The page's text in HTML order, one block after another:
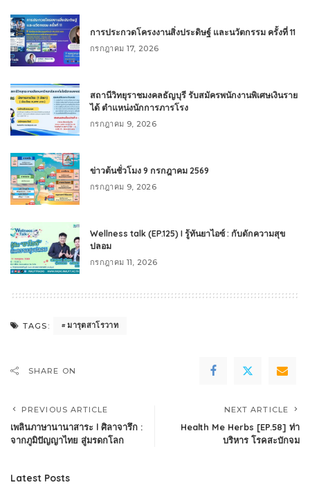
การประกวดโครงงานสิ่งประดิษฐ์ และนวัตกรรม ครั้งที่ 11
กรกฎาคม 17, 2026
สถานีวิทยุราชมงคลธัญบุรี รับสมัครพนักงานพิเศษเงินราย
ได้ ตำแหน่งนักการภารโรง
กรกฎาคม 9, 2026
ข่าวต้นชั่วโมง 9 กรกฎาคม 2569
กรกฎาคม 9, 2026
Wellness talk (EP.125) I รู้ทันยาไอซ์ : กับดักความสุข
ปลอม
กรกฎาคม 11, 2026
TAGS: มารุตสาโรวาท
SHARE ON
PREVIOUS ARTICLE
เพลินภาษานานาสาระ l ศิลาจารึก :
จากภูมิปัญญาไทย สู่มรดกโลก
NEXT ARTICLE
Health Me Herbs [EP.58] ท่า
บริหาร โรคสะบักจม
Latest Posts